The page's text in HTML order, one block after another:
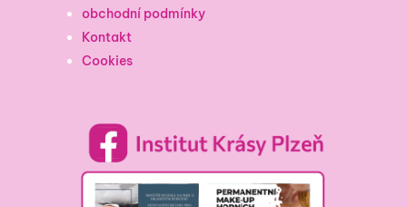
obchodní podmínky
Kontakt
Cookies